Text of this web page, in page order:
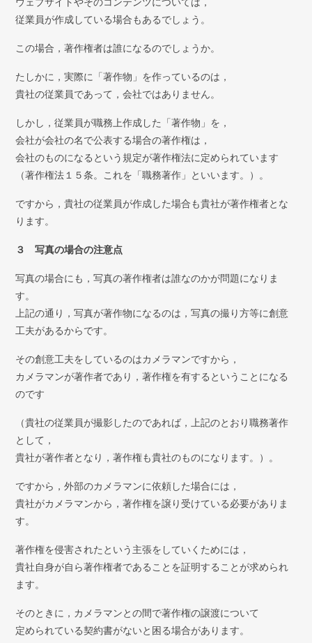
従業員が作成している場合もあるでしょう。
この場合，著作権者は誰になるのでしょうか。
たしかに，実際に「著作物」を作っているのは，
貴社の従業員であって，会社ではありません。
しかし，従業員が職務上作成した「著作物」を，
会社が会社の名で公表する場合の著作権は，
会社のものになるという規定が著作権法に定められています
（著作権法１５条。これを「職務著作」といいます。）。
ですから，貴社の従業員が作成した場合も貴社が著作権者とな
ります。
３ 写真の場合の注意点
写真の場合にも，写真の著作権者は誰なのかが問題になりま
す。
上記の通り，写真が著作物になるのは，写真の撮り方等に創意
工夫があるからです。
その創意工夫をしているのはカメラマンですから，
カメラマンが著作者であり，著作権を有するということになる
のです
（貴社の従業員が撮影したのであれば，上記のとおり職務著作
として，
貴社が著作者となり，著作権も貴社のものになります。）。
ですから，外部のカメラマンに依頼した場合には，
貴社がカメラマンから，著作権を譲り受けている必要がありま
す。
著作権を侵害されたという主張をしていくためには，
貴社自身が自ら著作権者であることを証明することが求められ
ます。
そのときに，カメラマンとの間で著作権の譲渡について
定められている契約書がないと困る場合があります。